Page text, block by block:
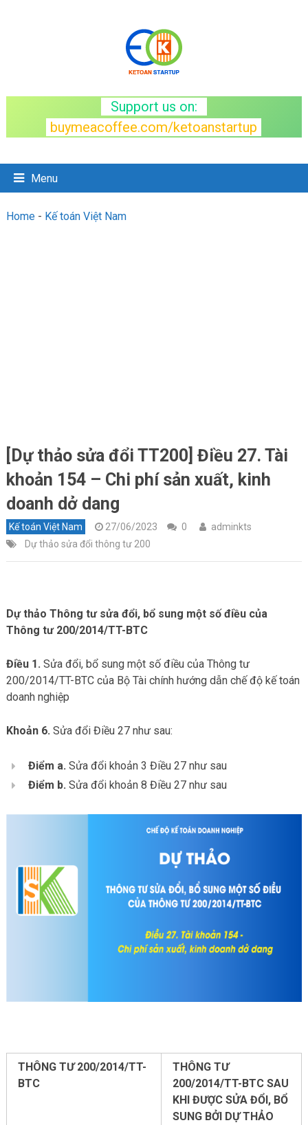
Support us on:
buymeacoffee.com/ketoanstartup
Menu
Home- Kế toán Việt Nam
[Dự thảo sửa đổi TT200] Điều 27. Tài
khoản 154 – Chi phí sản xuất, kinh
doanh dở dang
Kế toán Việt Nam 27/06/2023 0
adminkts
Dự thảo sửa đổi thông tư 200
Dự thảo Thông tư sửa đổi, bổ sung một số điều của
Thông tư 200/2014/TT-BTC
Điều 1. Sửa đổi, bổ sung một số điều của Thông tư
200/2014/TT-BTC của Bộ Tài chính hướng dẫn chế độ kế toán
doanh nghiệp
Khoản 6. Sửa đổi Điều 27 như sau:
Điểm a. Sửa đổi khoản 3 Điều 27 như sau
Điểm b. Sửa đổi khoản 8 Điều 27 như sau
THÔNG TƯ 200/2014/TT-
BTC
THÔNG TƯ
200/2014/TT-BTC SAU
KHI ĐƯỢC SỬA ĐỔI, BỔ
SUNG BỞI DỰ THẢO